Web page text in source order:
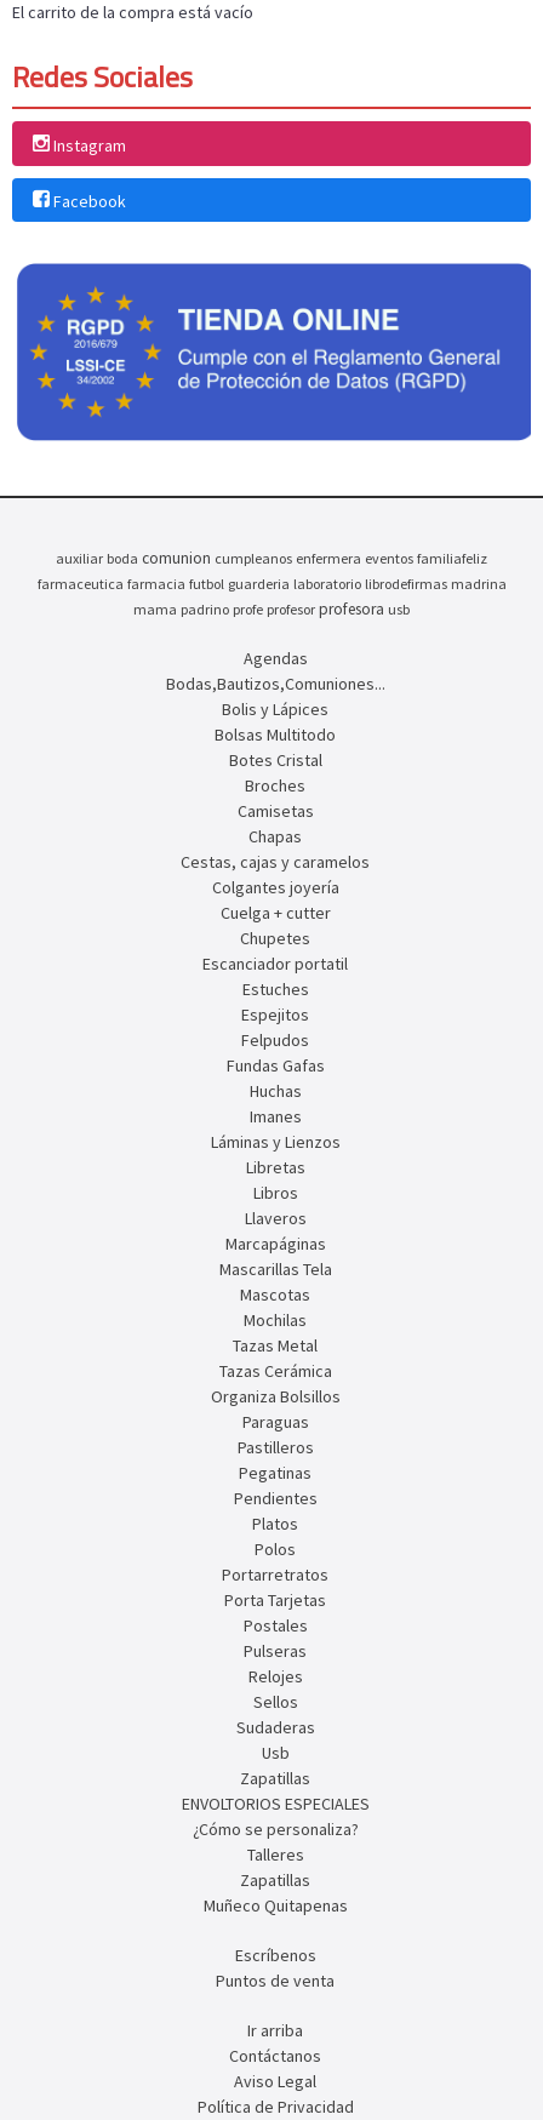
El carrito de la compra está vacío
Redes Sociales
Instagram
Facebook
auxiliar boda comunion cumpleanos enfermera eventos familiafeliz
farmaceutica farmacia futbol guarderia laboratorio librodefirmas madrina
mama padrino profe profesor profesora usb
Agendas
Bodas,Bautizos,Comuniones...
Bolis y Lápices
Bolsas Multitodo
Botes Cristal
Broches
Camisetas
Chapas
Cestas, cajas y caramelos
Colgantes joyería
Cuelga + cutter
Chupetes
Escanciador portatil
Estuches
Espejitos
Felpudos
Fundas Gafas
Huchas
Imanes
Láminas y Lienzos
Libretas
Libros
Llaveros
Marcapáginas
Mascarillas Tela
Mascotas
Mochilas
Tazas Metal
Tazas Cerámica
Organiza Bolsillos
Paraguas
Pastilleros
Pegatinas
Pendientes
Platos
Polos
Portarretratos
Porta Tarjetas
Postales
Pulseras
Relojes
Sellos
Sudaderas
Usb
Zapatillas
ENVOLTORIOS ESPECIALES
¿Cómo se personaliza?
Talleres
Zapatillas
Muñeco Quitapenas
Escríbenos
Puntos de venta
Ir arriba
Contáctanos
Aviso Legal
Política de Privacidad